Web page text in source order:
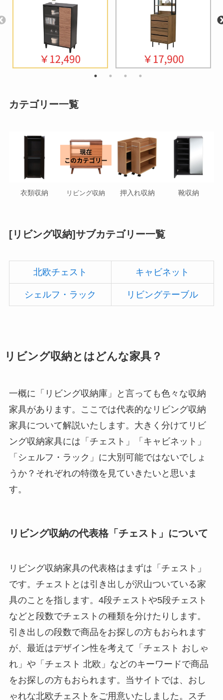
カテゴリー一覧
衣類収納 リビング収納 押入れ収納 靴収納
[リビング収納]サブカテゴリー一覧
北欧チェスト キャビネット
シェルフ・ラック リビングテーブル
リビング収納とはどんな家具？
一概に「リビング収納庫」と言っても色々な収納
家具があります。ここでは代表的なリビング収納
家具について解説いたします。大きく分けてリビ
ング収納家具には「チェスト」「キャビネット」
「シェルフ・ラック」に大別可能ではないでしょ
うか？それぞれの特徴を見ていきたいと思いま
す。
リビング収納の代表格「チェスト」について
リビング収納家具の代表格はまずは「チェスト」
です。チェストとは引き出しが沢山ついている家
具のことを指します。4段チェストや5段チェスト
などと段数でチェストの種類を分けたりします。
引き出しの段数で商品をお探しの方もおられます
が、最近はデザイン性を考えて「チェスト おしゃ
れ」や「チェスト 北欧」などのキーワードで商品
をお探しの方もおられます。当サイトでは、おし
ゃれな北欧チェストをご用意いたしました。スチ